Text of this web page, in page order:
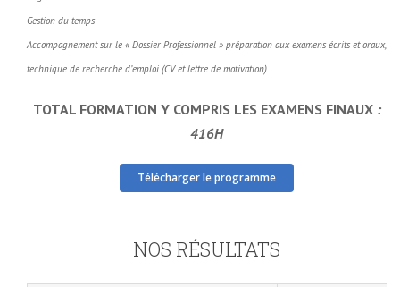
Gestion du temps
Accompagnement sur le « Dossier Professionnel » préparation aux examens écrits et oraux,
technique de recherche d’emploi (CV et lettre de motivation)
TOTAL FORMATION Y COMPRIS LES EXAMENS FINAUX :
416H
Télécharger le programme
NOS RÉSULTATS